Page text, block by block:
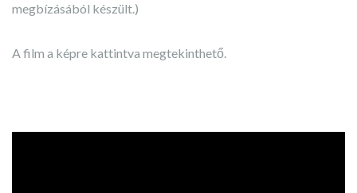
megbízásából készült.)
A film a képre kattintva megtekinthető.